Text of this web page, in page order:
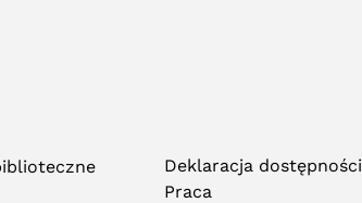
Deklaracja dostępności
Praca